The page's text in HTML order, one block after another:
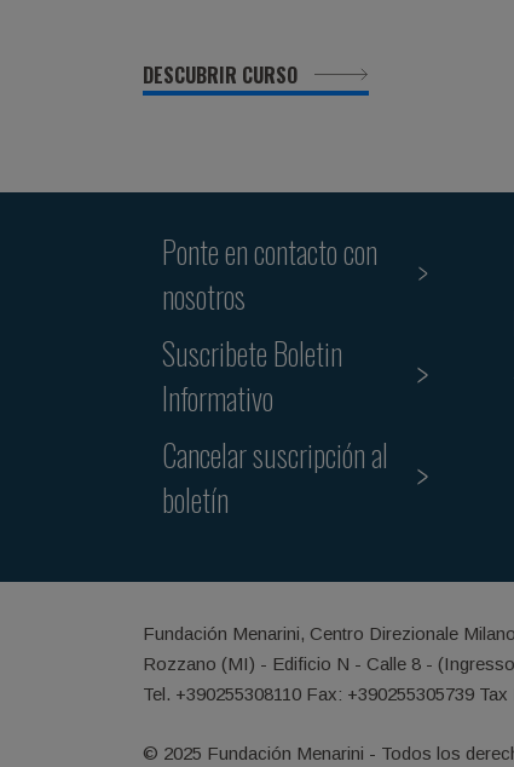
DESCUBRIR CURSO
Ponte en contacto con
nosotros
Suscribete Boletin
Informativo
Cancelar suscripción al
boletín
Fundación Menarini, Centro Direzionale
Rozzano (MI) - Edificio N - Calle 8 -
Tel. +390255308110 Fax: +390255305739
© 2025 Fundación Menarini - Todos los